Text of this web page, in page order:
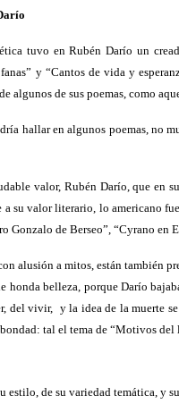
tuvo en Rubén Darío un
y “Cantos de vida y
algunos de sus poemas, como
hallar en algunos poemas, no
valor, Rubén Darío, que en
a su valor literario, lo americano
Gonzalo de Berseo”, “Cyrano en
alusión a mitos, están también
honda belleza, porque Darío
del vivir, y la idea de la muerte
tal el tema de “Motivos del
estilo, de su variedad temática, y